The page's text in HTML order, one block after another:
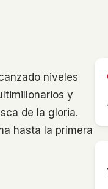
niveles
y
de la gloria.
hasta la primera